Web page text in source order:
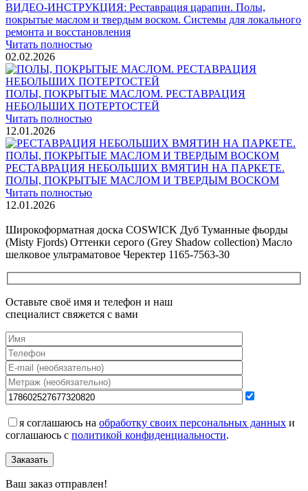
ВИДЕО-ИНСТРУКЦИЯ: Реставрация царапин. Полы,
покрытые маслом и твердым воском. Системы для локального
ремонта и восстановления
Читать полностью
02.02.2026
ПОЛЫ, ПОКРЫТЫЕ МАСЛОМ. РЕСТАВРАЦИЯ
НЕБОЛЬШИХ ПОТЕРТОСТЕЙ
Читать полностью
12.01.2026
РЕСТАВРАЦИЯ НЕБОЛЬШИХ ВМЯТИН НА ПАРКЕТЕ.
ПОЛЫ, ПОКРЫТЫЕ МАСЛОМ И ТВЕРДЫМ ВОСКОМ
Читать полностью
12.01.2026
Широкоформатная доска COSWICK Дуб Туманные фьорды
(Misty Fjords) Оттенки серого (Grеy Shadow collection) Масло
шелковое ультраматовое Черектер 1165-7563-30
Оставьте своё имя и телефон и наш
специалист свяжется с вами
я соглашаюсь на обработку своих персональных данных и
соглашаюсь с политикой конфиденциальности.
Заказать
Ваш заказ отправлен!